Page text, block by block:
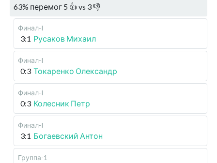
63% перемог 5 👍 vs 3👎
Финал-I
3:1 Русаков Михаил
Финал-I
0:3 Токаренко Олександр
Финал-I
0:3 Колесник Петр
Финал-I
3:1 Богаевский Антон
Группа-1